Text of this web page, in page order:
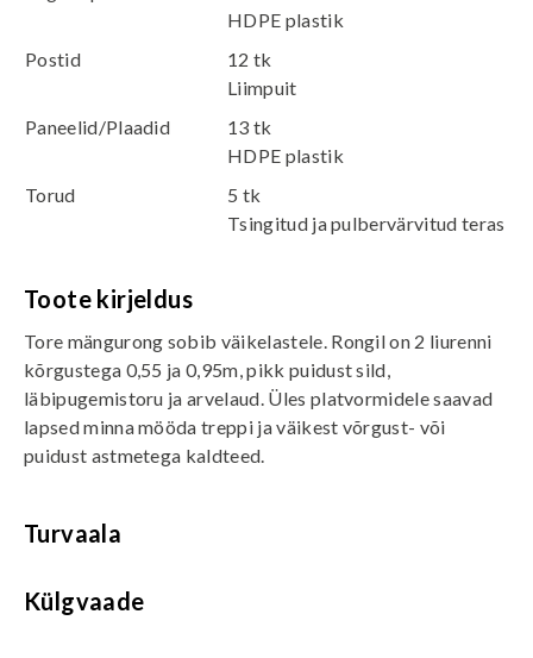
HDPE plastik
Postid
12 tk
Liimpuit
Paneelid/Plaadid
13 tk
HDPE plastik
Torud
5 tk
Tsingitud ja pulbervärvitud teras
Toote kirjeldus
Tore mängurong sobib väikelastele. Rongil on 2 liurenni
kõrgustega 0,55 ja 0,95m, pikk puidust sild,
läbipugemistoru ja arvelaud. Üles platvormidele saavad
lapsed minna mööda treppi ja väikest võrgust- või
puidust astmetega kaldteed.
Turvaala
Külgvaade